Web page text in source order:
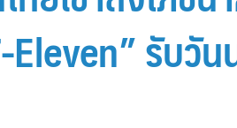
รับวัน